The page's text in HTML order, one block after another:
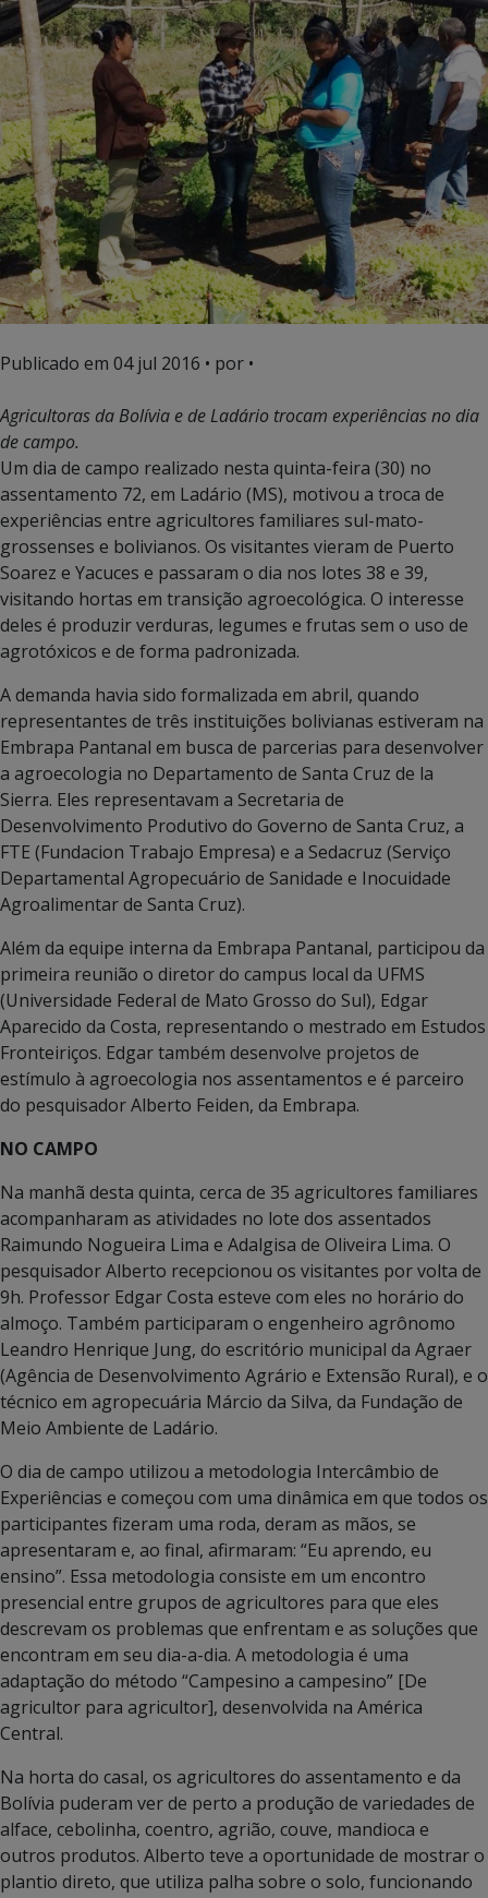
Publicado em 04 jul 2016 • por •
Agricultoras da Bolívia e de Ladário trocam experiências no dia
de campo.
Um dia de campo realizado nesta quinta-feira (30) no
assentamento 72, em Ladário (MS), motivou a troca de
experiências entre agricultores familiares sul-mato-
grossenses e bolivianos. Os visitantes vieram de Puerto
Soarez e Yacuces e passaram o dia nos lotes 38 e 39,
visitando hortas em transição agroecológica. O interesse
deles é produzir verduras, legumes e frutas sem o uso de
agrotóxicos e de forma padronizada.
A demanda havia sido formalizada em abril, quando
representantes de três instituições bolivianas estiveram na
Embrapa Pantanal em busca de parcerias para desenvolver
a agroecologia no Departamento de Santa Cruz de la
Sierra. Eles representavam a Secretaria de
Desenvolvimento Produtivo do Governo de Santa Cruz, a
FTE (Fundacion Trabajo Empresa) e a Sedacruz (Serviço
Departamental Agropecuário de Sanidade e Inocuidade
Agroalimentar de Santa Cruz).
Além da equipe interna da Embrapa Pantanal, participou da
primeira reunião o diretor do campus local da UFMS
(Universidade Federal de Mato Grosso do Sul), Edgar
Aparecido da Costa, representando o mestrado em Estudos
Fronteiriços. Edgar também desenvolve projetos de
estímulo à agroecologia nos assentamentos e é parceiro
do pesquisador Alberto Feiden, da Embrapa.
NO CAMPO
Na manhã desta quinta, cerca de 35 agricultores familiares
acompanharam as atividades no lote dos assentados
Raimundo Nogueira Lima e Adalgisa de Oliveira Lima. O
pesquisador Alberto recepcionou os visitantes por volta de
9h. Professor Edgar Costa esteve com eles no horário do
almoço. Também participaram o engenheiro agrônomo
Leandro Henrique Jung, do escritório municipal da Agraer
(Agência de Desenvolvimento Agrário e Extensão Rural), e o
técnico em agropecuária Márcio da Silva, da Fundação de
Meio Ambiente de Ladário.
O dia de campo utilizou a metodologia Intercâmbio de
Experiências e começou com uma dinâmica em que todos os
participantes fizeram uma roda, deram as mãos, se
apresentaram e, ao final, afirmaram: “Eu aprendo, eu
ensino”. Essa metodologia consiste em um encontro
presencial entre grupos de agricultores para que eles
descrevam os problemas que enfrentam e as soluções que
encontram em seu dia-a-dia. A metodologia é uma
adaptação do método “Campesino a campesino” [De
agricultor para agricultor], desenvolvida na América
Central.
Na horta do casal, os agricultores do assentamento e da
Bolívia puderam ver de perto a produção de variedades de
alface, cebolinha, coentro, agrião, couve, mandioca e
outros produtos. Alberto teve a oportunidade de mostrar o
plantio direto, que utiliza palha sobre o solo, funcionando